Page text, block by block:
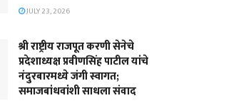
JULY 23, 2026
श्री राष्ट्रीय राजपूत करणी सेनेचे
प्रदेशाध्यक्ष प्रवीणसिंह पाटील यांचे
नंदुरबारमध्ये जंगी स्वागत;
समाजबांधवांशी साधला संवाद